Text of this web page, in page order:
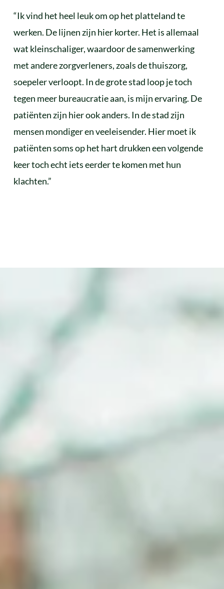
“Ik vind het heel leuk om op het platteland te
werken. De lijnen zijn hier korter. Het is allemaal
wat kleinschaliger, waardoor de samenwerking
met andere zorgverleners, zoals de thuiszorg,
soepeler verloopt. In de grote stad loop je toch
tegen meer bureaucratie aan, is mijn ervaring. De
patiënten zijn hier ook anders. In de stad zijn
mensen mondiger en veeleisender. Hier moet ik
patiënten soms op het hart drukken een volgende
keer toch echt iets eerder te komen met hun
klachten.”